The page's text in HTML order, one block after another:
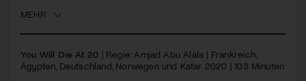
MEHR
You Will Die At 20 | Regie: Amjad Abu Alala | Frankreich,
Ägypten, Deutschland, Norwegen und Katar 2020 | 103 Minuten